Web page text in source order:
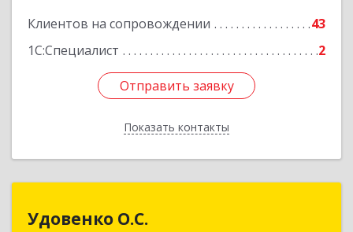
Клиентов на сопровождении
43
1С:Специалист
2
Отправить заявку
Показать контакты
Отправить заявку
Назад
Удовенко О.С.